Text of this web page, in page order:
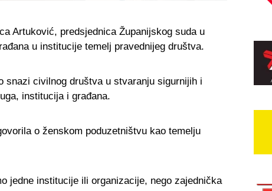
Artuković, predsjednica Županijskog suda u
u institucije temelj pravednijeg društva.
snazi civilnog društva u stvaranju sigurnijih i
institucija i građana.
o ženskom poduzetništvu kao temelju
jedne institucije ili organizacije, nego zajednička